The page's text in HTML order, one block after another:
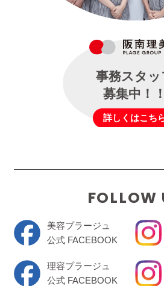
事務スタッ
募集中！！
詳しくはこち
FOLLOW
美容プラージュ
公式 FACEBOOK
理容プラージュ
公式 FACEBOOK